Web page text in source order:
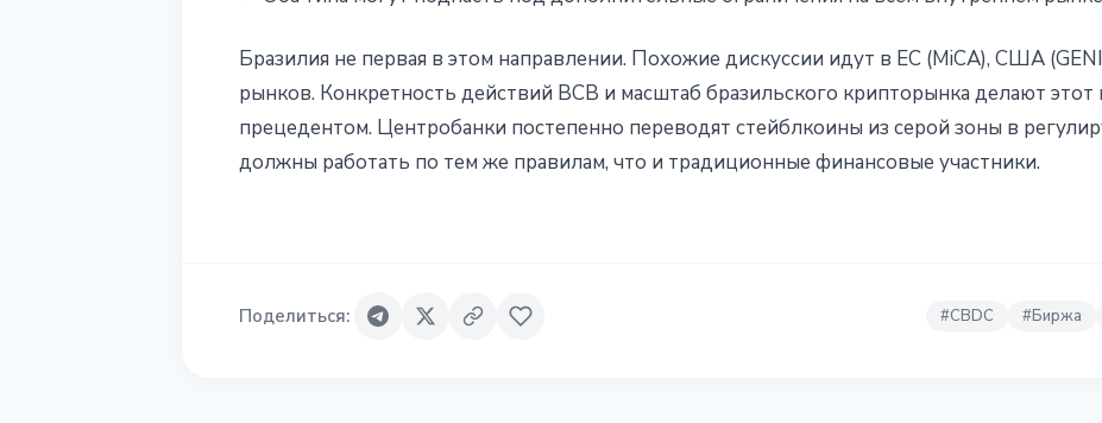
Бразилия не первая в этом направлении. Похожие дискуссии идут в ЕС (MiCA), США
рынков. Конкретность действий BCB и масштаб бразильского крипторынка делают
прецедентом. Центробанки постепенно переводят стейблкоины из серой зоны в
должны работать по тем же правилам, что и традиционные финансовые участники.
Поделиться: #CBDC #Биржа